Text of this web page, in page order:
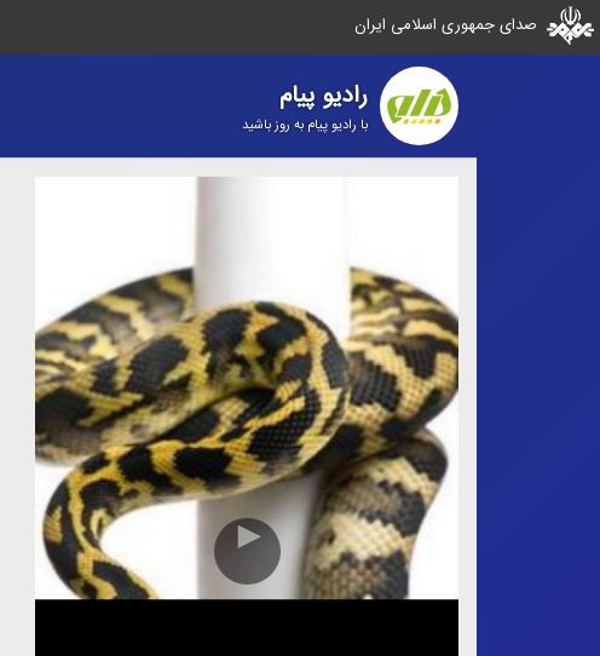
صدای جمهوری اسلامی ایران
رادیو پیام
با رادیو پیام به روز باشید